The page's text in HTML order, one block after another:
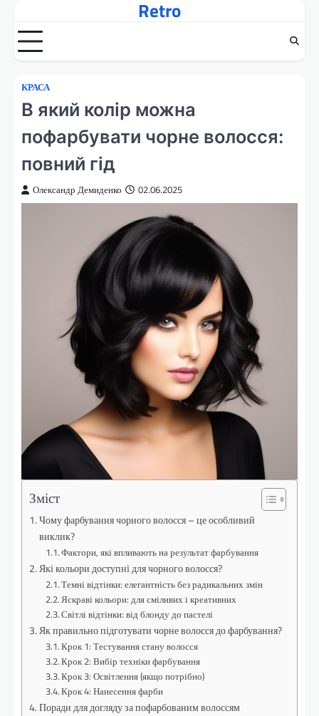
вмісту
Retro
КРАСА
В який колір можна
пофарбувати чорне волосся:
повний гід
Олександр Демиденко 02.06.2025
Зміст
Чому фарбування чорного волосся – це особливий
виклик?
Фактори, які впливають на результат фарбування
Які кольори доступні для чорного волосся?
Темні відтінки: елегантність без радикальних змін
Яскраві кольори: для сміливих і креативних
Світлі відтінки: від блонду до пастелі
Як правильно підготувати чорне волосся до фарбування?
Крок 1: Тестування стану волосся
Крок 2: Вибір техніки фарбування
Крок 3: Освітлення (якщо потрібно)
Крок 4: Нанесення фарби
Поради для догляду за пофарбованим волоссям